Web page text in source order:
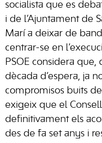
socialista que es
i de l’Ajuntament de
Marí a deixar de
centrar-se en
PSOE considera
dècada d’espera, ja
compromisos buits
exigeix que el
definitivament els
des de fa set anys i